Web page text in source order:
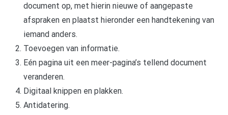
document op, met hierin nieuwe of aangepaste
afspraken en plaatst hieronder een handtekening van
iemand anders.
Toevoegen van informatie.
Eén pagina uit een meer-pagina’s tellend document
veranderen.
Digitaal knippen en plakken.
Antidatering.